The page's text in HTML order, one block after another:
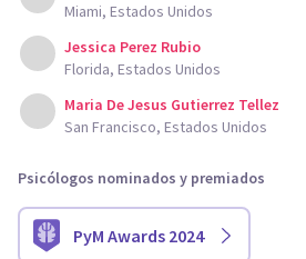
Miami, Estados Unidos
Jessica Perez Rubio
Florida, Estados Unidos
Maria De Jesus Gutierrez Tellez
San Francisco, Estados Unidos
Psicólogos nominados y premiados
PyM Awards 2024